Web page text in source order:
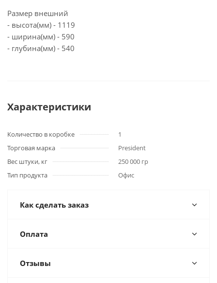
Размер внешний
- высота(мм) - 1119
- ширина(мм) - 590
- глубина(мм) - 540
Характеристики
Количество в коробке
1
Торговая марка
President
Вес штуки, кг
250 000 гр
Тип продукта
Офис
Как сделать заказ
Оплата
Отзывы